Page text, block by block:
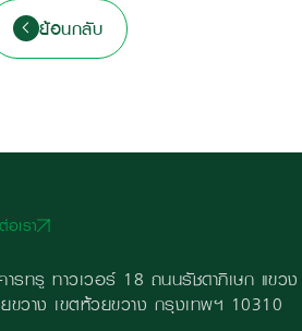
ย้อนกลับ
เรา
ารทรู ทาวเวอร์ 18 ถนนรัชดาภิเษก แขวง
ขวาง เขตห้วยขวาง กรุงเทพฯ 10310